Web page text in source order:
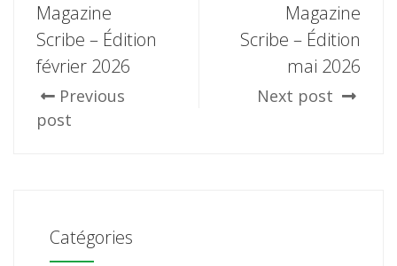
Magazine
Scribe – Édition
février 2026
Previous
post
Magazine
Scribe – Édition
mai 2026
Next post
Catégories